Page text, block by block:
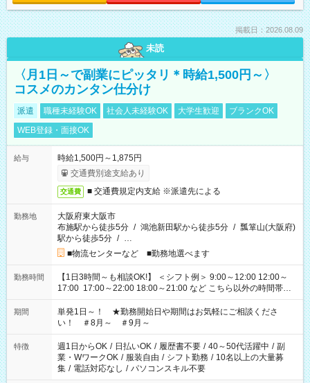
掲載日：2026.08.09
未読
〈月1日～で副業にピッタリ＊時給1,500円～〉
コスメのカンタン仕分け
派遣 職種未経験OK 社会人未経験OK 大学生歓迎
ブランクOK
WEB登録・面接OK
給与
時給1,500円～1,875円
交通費別途支給あり
交通費 ■ 交通費規定内支給 ※派遣先による
勤務地
大阪府東大阪市
布施駅から徒歩5分 / 鴻池新田駅から徒歩5分 / 瓢箪山(大阪府)
駅から徒歩5分 / …
■物流センターなど ■勤務地選べます
勤務時間
【1日3時間～も相談OK!】 ＜シフト例＞ 9:00～12:00 12:00～
17:00 17:00～22:00 18:00～21:00 など こちら以外の時間帯も
お気軽にご相談ください！
期間
単発1日～！ ★勤務開始日や期間はお気軽にご相談くださ
い！ ＃8月～ ＃9月～
特徴 週1日からOK / 日払いOK / 履歴書不要 / 40～50代活躍中 / 副
業・WワークOK / 服装自由 / シフト勤務 / 10名以上の大量募
集 / 電話対応なし / パソコンスキル不要